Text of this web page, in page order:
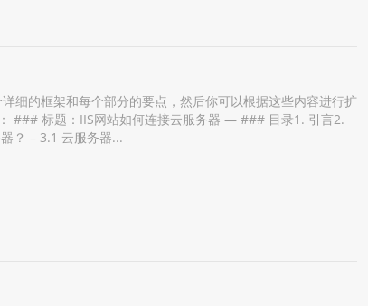
细的框架和每个部分的要点，然后你可以根据这些内容进行扩
### 标题：IIS网站如何连接云服务器 — ### 目录1. 引言2.
？ – 3.1 云服务器...